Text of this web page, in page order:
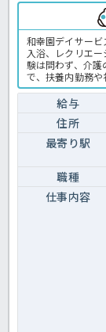
和幸園デイサー
入浴、レクリエ
験は問わず、介
で、扶養内勤務や
には職員用保育
です。 また、地
通勤にも対応し
合せ下さいね！
ト デイサービス
給与
住所
最寄り駅
職種
仕事内容